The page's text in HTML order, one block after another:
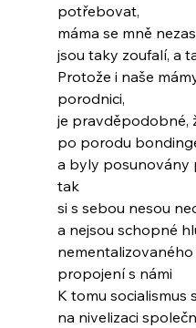
potřebovat,
máma se mně
jsou taky zoufalí, a
Protože i naše
porodnici,
je pravděpodobné,
po porodu
a byly posunovány
tak
si s sebou nesou
a nejsou schopné
nementalizovaného
propojení s námi
K tomu socialismus
na nivelizaci